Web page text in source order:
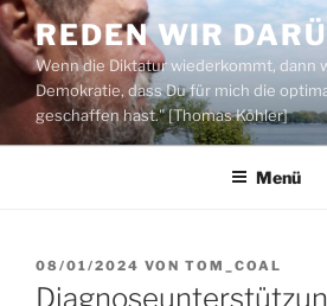
Zum
Inhalt
springen
REDEN WIR
Wenn die Diktatur wiederkommt, dann
Demokratie, dass Du für mich die
geschaffen hast." [Thomas Köhler]
Menü
VERÖFFENTLICHT
AM
08/01/2024 VON TOM_COAL